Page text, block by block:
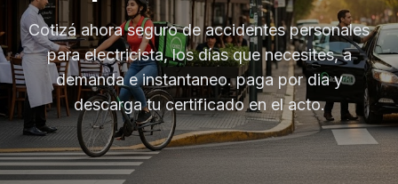
Cotizá ahora seguro de accidentes personales
para electricista, los días que necesites, a
demanda e instantaneo. paga por dia y
descarga tu certificado en el acto.